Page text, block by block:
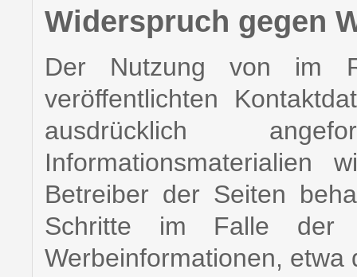
Widerspruch gegen
Der Nutzung von im
veröffentlichten
ausdrücklich
Informationsmaterialien
Betreiber der Seiten
Schritte im Falle der
Werbeinformationen, etwa